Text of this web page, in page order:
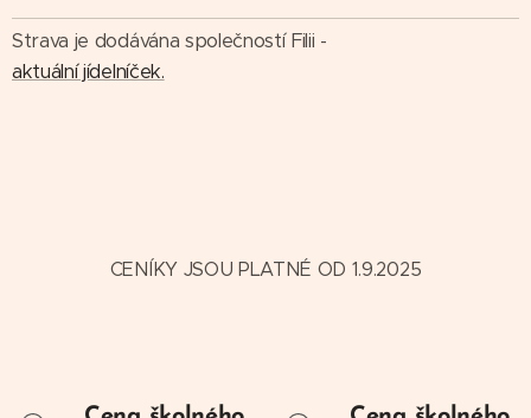
Strava je dodávána společností Filii -
aktuální jídelníček.
CENÍKY JSOU PLATNÉ OD 1.9.2025